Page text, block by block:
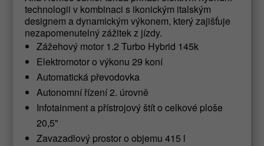
technologii v kombinaci s ikonickým italským
designem a dynamickým výkonem, který zajišťuje
nezapomenutelný zážitek z jízdy.
Zážehový motor 1.2 Turbo Hybrid 145k
Elektromotor o výkonu 29 koní
Automatická převodovka
Autonomní řízení 2. úrovně
Infotainment a přístrojový štít o celkové ploše
20,5"
Zavazadlový prostor o objemu 415 l